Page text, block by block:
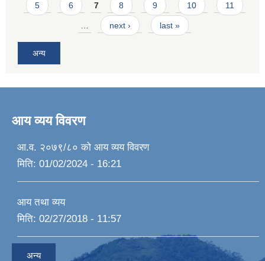
5 6 7 8 9 10 11
next › last »
अन्य
आय व्यय विवरण
आ.व. २०७९/८० को आय व्यय विवरण
मिति: 01/02/2024 - 16:21
आय तथा व्यय
मिति: 02/27/2018 - 11:57
अन्य